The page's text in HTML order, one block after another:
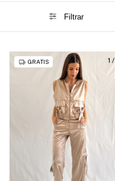
Filtrar
1 /
GRATIS